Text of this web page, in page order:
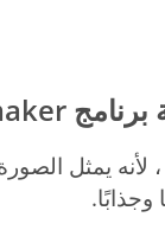
برنامج
لأنه يمثل